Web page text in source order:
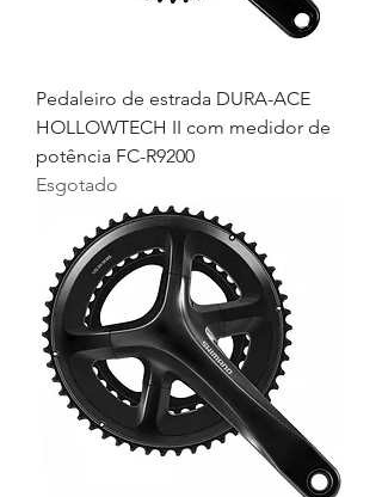
Pedaleiro de estrada DURA-ACE
HOLLOWTECH II com medidor de
potência FC-R9200
Esgotado